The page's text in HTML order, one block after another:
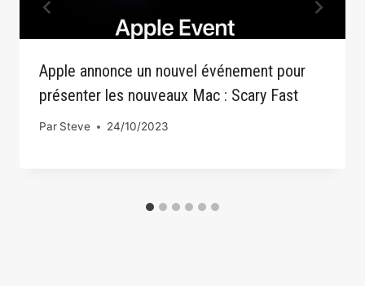
Apple annonce un nouvel événement pour
présenter les nouveaux Mac : Scary Fast
Par Steve 24/10/2023